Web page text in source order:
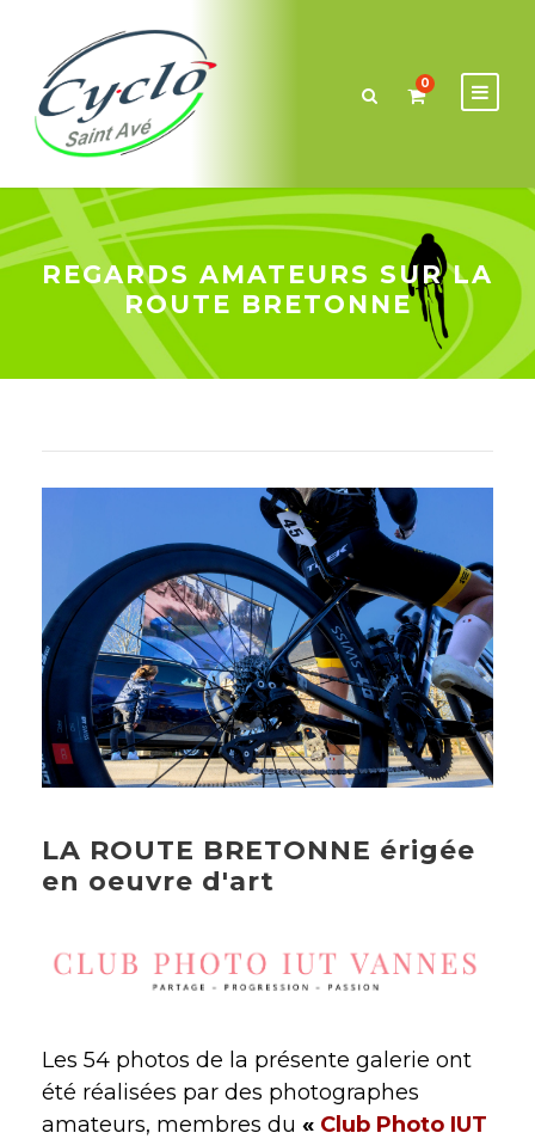
0
REGARDS AMATEURS SUR LA
ROUTE BRETONNE
LA ROUTE BRETONNE érigée
en oeuvre d'art
Les 54 photos de la présente galerie ont
été réalisées par des photographes
amateurs, membres du « Club Photo IUT